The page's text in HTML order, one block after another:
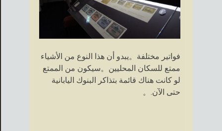
فواتير مختلفة。يبدو أن هذا النوع من الأشياء
ممتع للسكان المحليين。سيكون من الممتع
لو كانت هناك قائمة بتذاكر البنوك اليابانية
حتى الآن.。